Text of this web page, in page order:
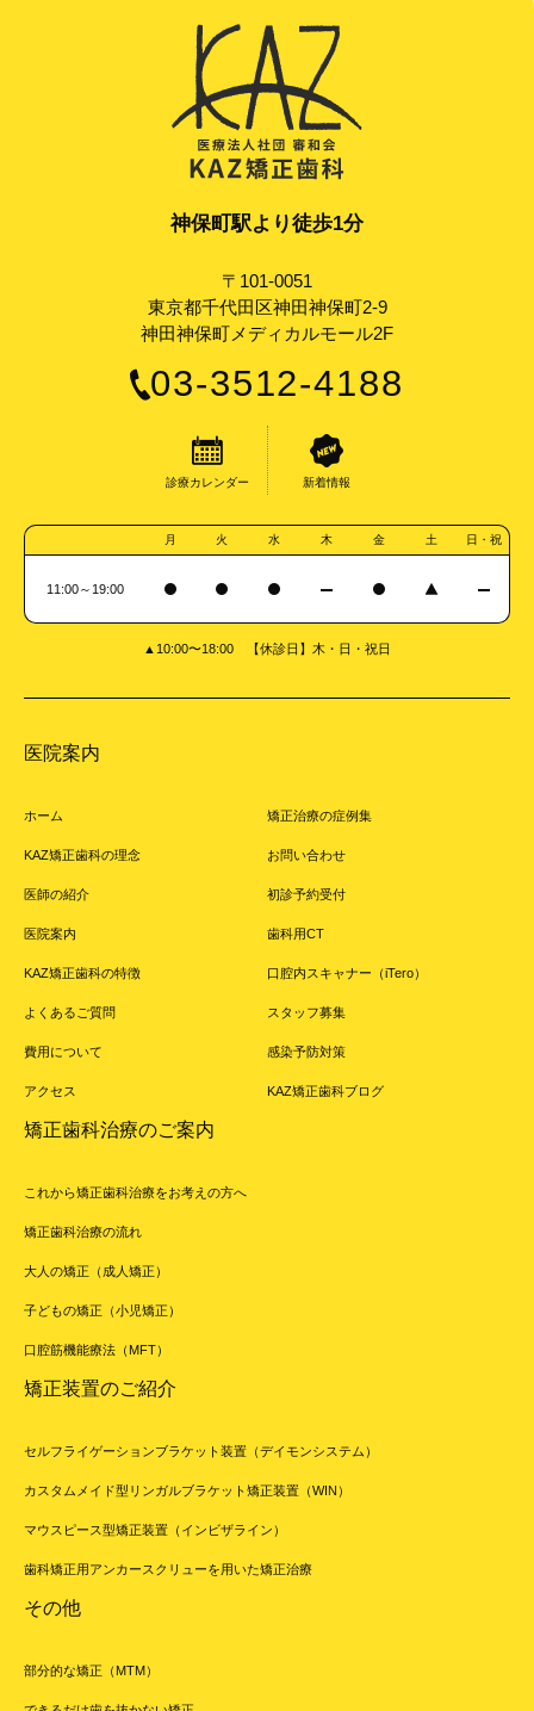
神保町駅より徒歩1分
〒101-0051
東京都千代田区神田神保町2-9
神田神保町メディカルモール2F
03-3512-4188
診療カレンダー 新着情報
月 火 水 木 金 土 日・祝
11:00～19:00
▲10:00〜18:00 【休診日】木・日・祝日
医院案内
ホーム
KAZ矯正歯科の理念
医師の紹介
医院案内
KAZ矯正歯科の特徴
よくあるご質問
費用について
アクセス
矯正治療の症例集
お問い合わせ
初診予約受付
歯科用CT
口腔内スキャナー（iTero）
スタッフ募集
感染予防対策
KAZ矯正歯科ブログ
矯正歯科治療のご案内
これから矯正歯科治療をお考えの方へ
矯正歯科治療の流れ
大人の矯正（成人矯正）
子どもの矯正（小児矯正）
口腔筋機能療法（MFT）
矯正装置のご紹介
セルフライゲーションブラケット装置（デイモンシステム）
カスタムメイド型リンガルブラケット矯正装置（WIN）
マウスピース型矯正装置（インビザライン）
歯科矯正用アンカースクリューを用いた矯正治療
その他
部分的な矯正（MTM）